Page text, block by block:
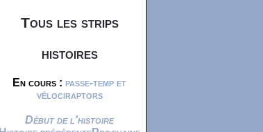
Tous les strips
histoires
En cours : passe-temp et
vélociraptors
Début de l'histoire